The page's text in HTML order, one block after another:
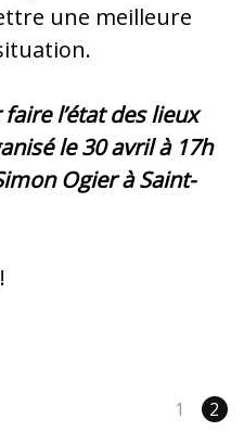
une meilleure
l’état des lieux
le 30 avril à 17h
Ogier à Saint-
1 2